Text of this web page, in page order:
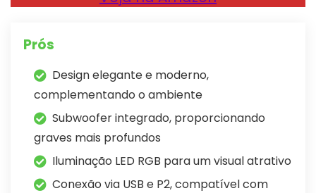
Prós
Design elegante e moderno,
complementando o ambiente
Subwoofer integrado, proporcionando
graves mais profundos
Iluminação LED RGB para um visual atrativo
Conexão via USB e P2, compatível com